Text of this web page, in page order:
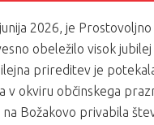
2026, je
obeležilo visok
prireditev je
v okviru občinskega
Božakovo privabila